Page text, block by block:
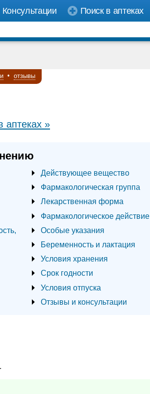
Консультации Поиск в аптеках
• отзывы
аптеках »
Действующее вещество
Фармакологическая группа
Лекарственная форма
Фармакологическое действие
Особые указания
Беременность и лактация
Условия хранения
Срок годности
Условия отпуска
Отзывы и консультации